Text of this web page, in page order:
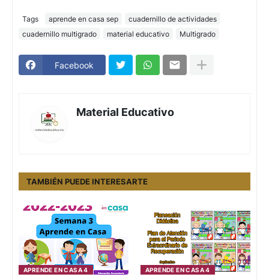
Tags aprende en casa sep
cuadernillo de actividades
cuadernillo multigrado
material educativo Multigrado
Facebook
Material Educativo
TAMBIÉN PUEDE INTERESARTE
APRENDE EN CASA 4 APRENDE EN CASA 4